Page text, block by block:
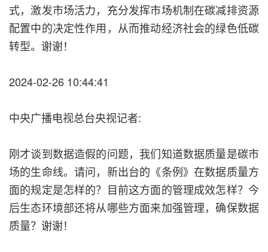
式，激发市场活力，充分发挥市场机制在碳减排资源
配置中的决定性作用，从而推动经济社会的绿色低碳
转型。谢谢！
2024-02-26 10:44:41
中央广播电视总台央视记者:
刚才谈到数据造假的问题，我们知道数据质量是碳市
场的生命线。请问，新出台的《条例》在数据质量方
面的规定是怎样的？目前这方面的管理成效怎样？今
后生态环境部还将从哪些方面来加强管理，确保数据
质量？谢谢！